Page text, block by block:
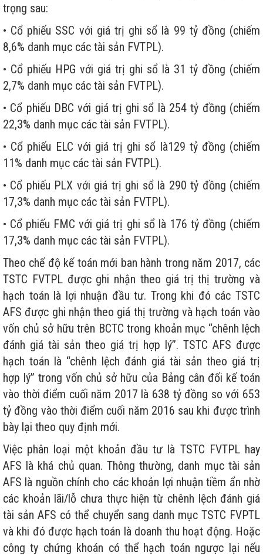
trọng sau:
• Cổ phiếu SSC với giá trị ghi sổ là 99 tỷ đồng (chiếm
8,6% danh mục các tài sản FVTPL).
• Cổ phiếu HPG với giá trị ghi sổ là 31 tỷ đồng (chiếm
2,7% danh mục các tài sản FVTPL).
• Cổ phiếu DBC với giá trị ghi sổ là 254 tỷ đồng (chiếm
22,3% danh mục các tài sản FVTPL).
• Cổ phiếu ELC với giá trị ghi sổ là129 tỷ đồng (chiếm
11% danh mục các tài sản FVTPL).
• Cổ phiếu PLX với giá trị ghi sổ là 290 tỷ đồng (chiếm
17,3% danh mục các tài sản FVTPL).
• Cổ phiếu FMC với giá trị ghi sổ là 176 tỷ đồng (chiếm
17,3% danh mục các tài sản FVTPL).
Theo chế độ kế toán mới ban hành trong năm 2017, các
TSTC FVTPL được ghi nhận theo giá trị thị trường và
hạch toán là lợi nhuận đầu tư. Trong khi đó các TSTC
AFS được ghi nhận theo giá thị trường và hạch toán vào
vốn chủ sở hữu trên BCTC trong khoản mục “chênh lệch
đánh giá tài sản theo giá trị hợp lý”. TSTC AFS được
hạch toán là “chênh lệch đánh giá tài sản theo giá trị
hợp lý” trong vốn chủ sở hữu của Bảng cân đối kế toán
vào thời điểm cuối năm 2017 là 638 tỷ đồng so với 653
tỷ đồng vào thời điểm cuối năm 2016 sau khi được trình
bày lại theo quy định mới.
Việc phân loại một khoản đầu tư là TSTC FVTPL hay
AFS là khá chủ quan. Thông thường, danh mục tài sản
AFS là nguồn chính cho các khoản lợi nhuận tiềm ẩn nhờ
các khoản lãi/lỗ chưa thực hiện từ chênh lệch đánh giá
tài sản AFS có thể chuyển sang danh mục TSTC FVPTL
và khi đó được hạch toán là doanh thu hoạt động. Hoặc
công ty chứng khoán có thể hạch toán ngược lại nếu